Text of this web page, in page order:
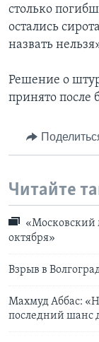
столько
остались
назвать
Решение о
принято после
Читайте
«Московский
октября»
Взрыв в
Махмуд Аббас:
последний шанс